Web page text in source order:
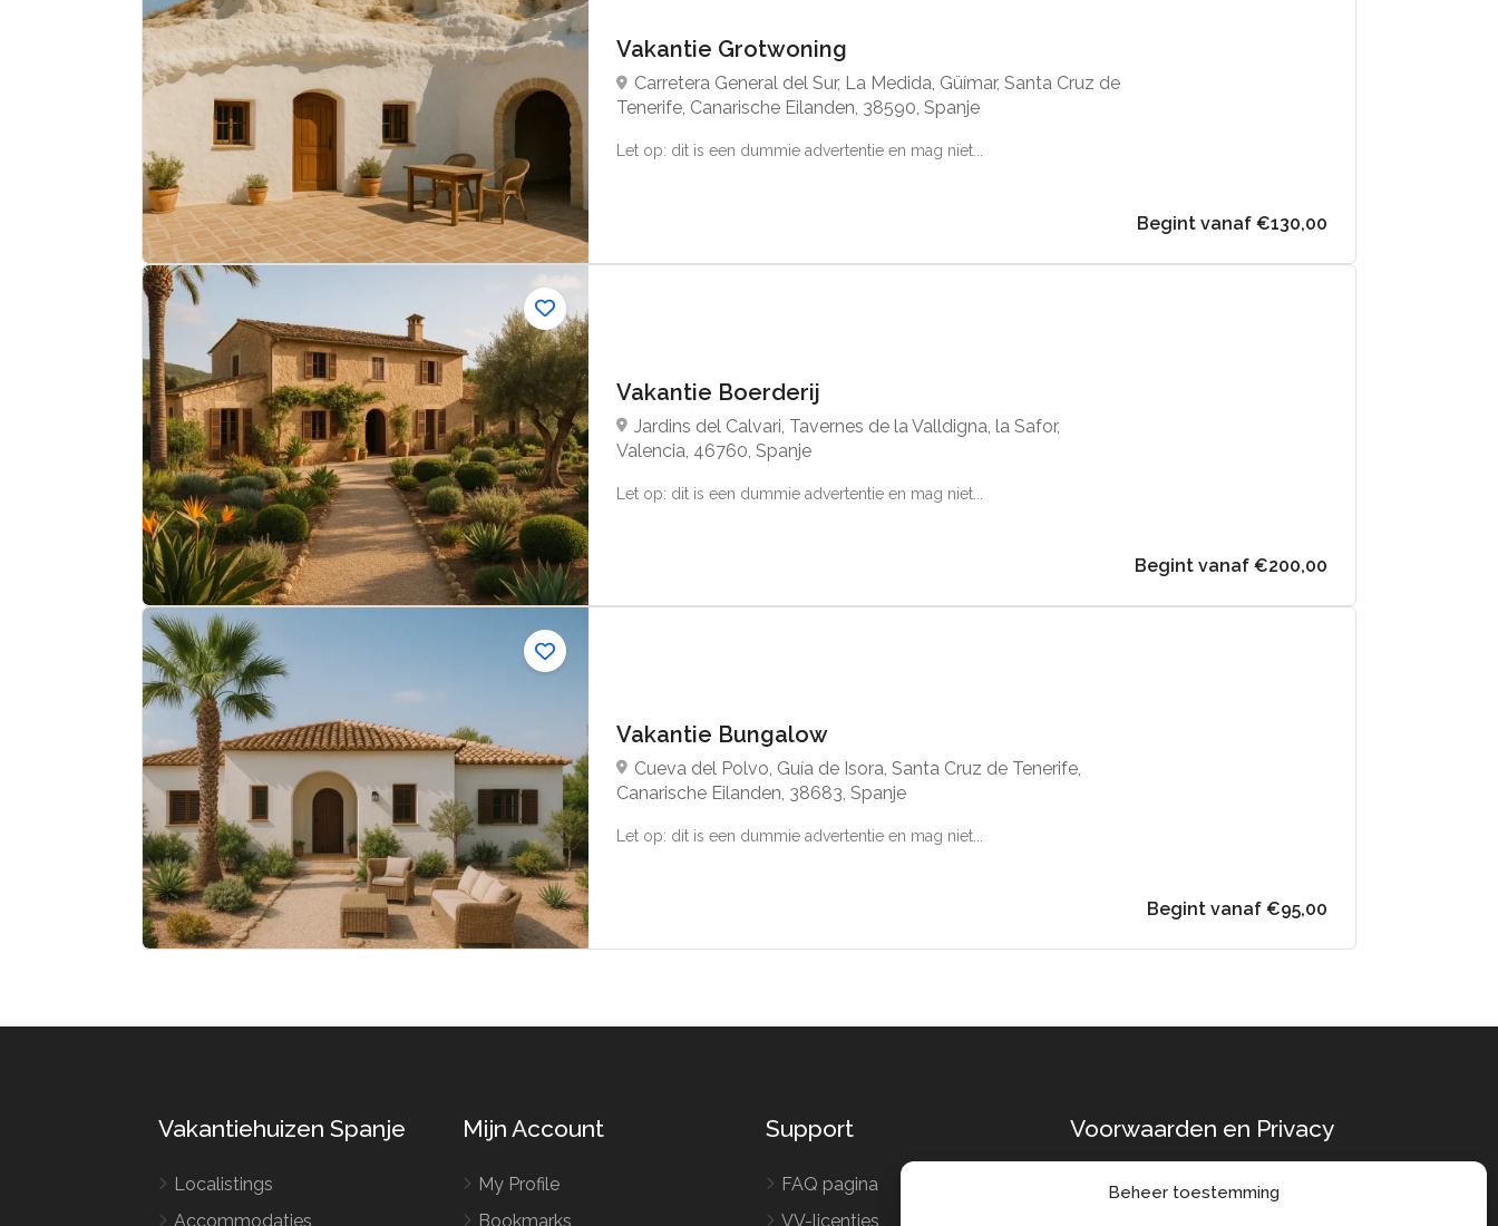
Beheer toestemming
Vakantie Grotwoning
Carretera General del Sur, La Medida, Güímar, Santa Cruz de
Tenerife, Canarische Eilanden, 38590, Spanje
Let op: dit is een dummie advertentie en mag niet...
Begint vanaf €130,00
Vakantie Boerderij
Jardins del Calvari, Tavernes de la Valldigna, la Safor,
Valencia, 46760, Spanje
Let op: dit is een dummie advertentie en mag niet...
Begint vanaf €200,00
Vakantie Bungalow
Cueva del Polvo, Guía de Isora, Santa Cruz de Tenerife,
Canarische Eilanden, 38683, Spanje
Let op: dit is een dummie advertentie en mag niet...
Begint vanaf €95,00
Vakantiehuizen Spanje
Localistings
Accommodaties
Mijn Account
My Profile
Bookmarks
Support
FAQ pagina
VV-licenties
Voorwaarden en Privacy
Voorwaarden